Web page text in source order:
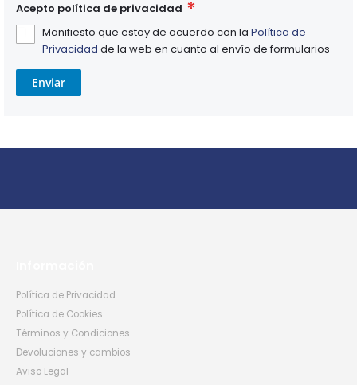
Acepto política de privacidad
Manifiesto que estoy de acuerdo con la Política de
Privacidad de la web en cuanto al envío de formularios
Enviar
Política de Privacidad
Política de Cookies
Términos y Condiciones
Devoluciones y cambios
Aviso Legal